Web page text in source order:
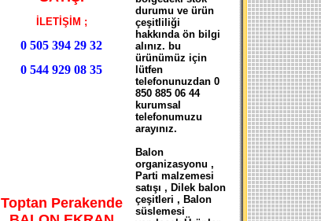
İLETİŞİM ;
0 505 394 29 32
0 544 929 08 35
durumu ve ürün
çeşitliliği
hakkında ön bilgi
alınız. bu
ürünümüz için
lütfen
telefonunuzdan 0
850 885 06 44
kurumsal
telefonumuzu
arayınız.
Toptan Perakende
Balon
organizasyonu ,
Parti malzemesi
satışı , Dilek balon
çeşitleri , Balon
süslemesi